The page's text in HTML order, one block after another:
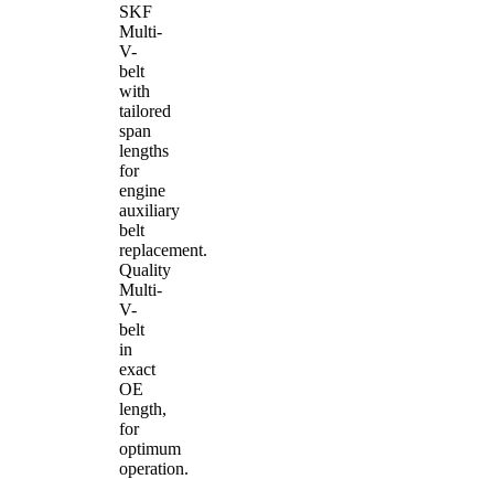
SKF
Multi-
V-
belt
with
tailored
span
lengths
for
engine
auxiliary
belt
replacement.
Quality
Multi-
V-
belt
in
exact
OE
length,
for
optimum
operation.